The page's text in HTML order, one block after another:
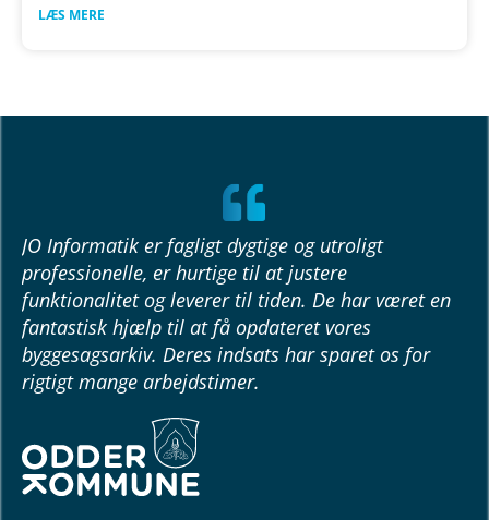
LÆS MERE
JO Informatik er fagligt dygtige og utroligt
professionelle, er hurtige til at justere
funktionalitet og leverer til tiden. De har været en
fantastisk hjælp til at få opdateret vores
byggesagsarkiv. Deres indsats har sparet os for
rigtigt mange arbejdstimer.